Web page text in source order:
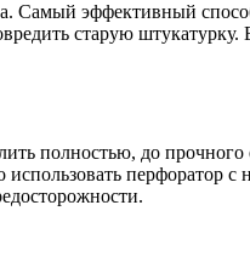
эффективный
старую
полностью, до